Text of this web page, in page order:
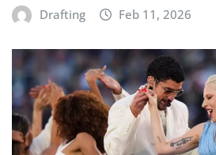
Drafting Feb 11, 2026